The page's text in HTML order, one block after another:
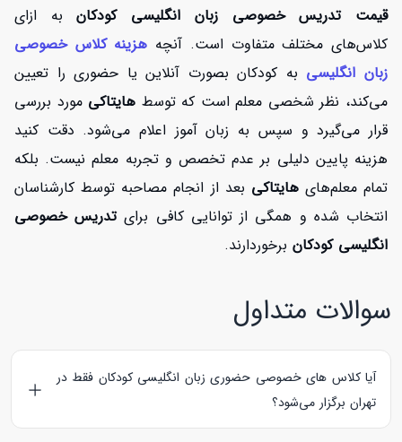
قیمت تدریس خصوصی زبان انگلیسی کودکانبه ازای
کلاس‌های مختلف متفاوت است. آنچه هزینه کلاس خصوصی
زبان انگلیسی به کودکان بصورت آنلاین یا حضوری را تعیین
می‌کند، نظر شخصی معلم است که توسط هایتاکی مورد بررسی
قرار می‌گیرد و سپس به زبان آموز اعلام می‌شود. دقت کنید
هزینه پایین دلیلی بر عدم تخصص و تجربه معلم نیست. بلکه
تمام معلم‌هایهایتاکی بعد از انجام مصاحبه توسط کارشناسان
انتخاب شده و همگی از توانایی کافی برایتدریس خصوصی
انگلیسی کودکان برخوردارند.
سوالات متداول
آیا کلاس های خصوصی حضوری زبان انگلیسی کودکان فقط در
تهران برگزار می‌شود؟